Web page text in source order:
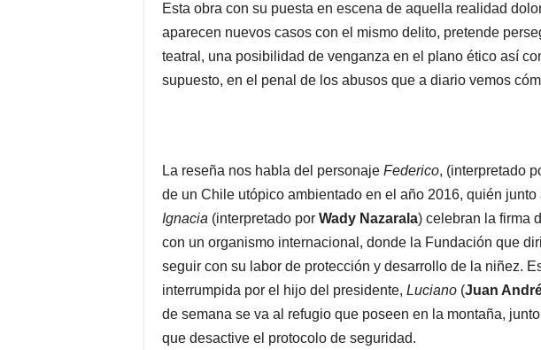
Esta obra con su puesta en escena de aquella realidad
aparecen nuevos casos con el mismo delito, pretende
teatral, una posibilidad de venganza en el plano ético así
supuesto, en el penal de los abusos que a diario vemos
La reseña nos habla del personaje Federico, (interpretado
de un Chile utópico ambientado en el año 2016, quién
Ignacia (interpretado por Wady Nazarala) celebran la firma
con un organismo internacional, donde la Fundación que
seguir con su labor de protección y desarrollo de la niñez.
interrumpida por el hijo del presidente, Luciano (Juan
de semana se va al refugio que poseen en la montaña,
que desactive el protocolo de seguridad.